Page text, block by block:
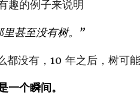
趣的例子来说明
甚至没有树。”
没有，10 年之后，树可能
个瞬间。